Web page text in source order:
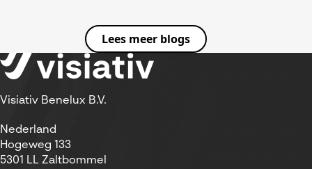
Lees meer blogs
Visiativ Benelux B.V.
Nederland
Hogeweg 133
5301 LL Zaltbommel